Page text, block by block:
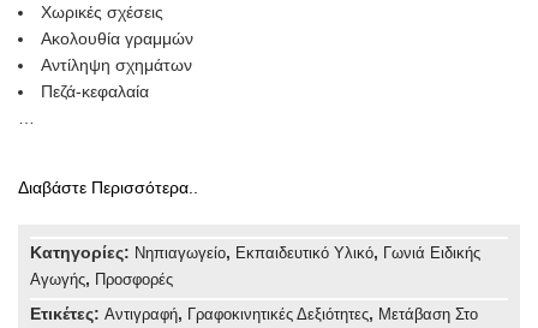
Χωρικές σχέσεις
Ακολουθία γραμμών
Αντίληψη σχημάτων
Πεζά-κεφαλαία
Διαβάστε Περισσότερα..
Κατηγορίες: Νηπιαγωγείο, Εκπαιδευτικό Υλικό, Γωνιά Ειδικής
Αγωγής, Προσφορές
Ετικέτες: Αντιγραφή, Γραφοκινητικές Δεξιότητες, Μετάβαση Στο